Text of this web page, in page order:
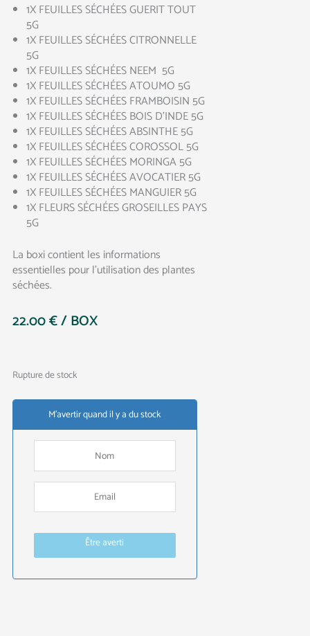
1X FEUILLES SÉCHÉES GUERIT TOUT
5G
1X FEUILLES SÉCHÉES CITRONNELLE
5G
1X FEUILLES SÉCHÉES NEEM 5G
1X FEUILLES SÉCHÉES ATOUMO 5G
1X FEUILLES SÉCHÉES FRAMBOISIN 5G
1X FEUILLES SÉCHÉES BOIS D’INDE 5G
1X FEUILLES SÉCHÉES ABSINTHE 5G
1X FEUILLES SÉCHÉES COROSSOL 5G
1X FEUILLES SÉCHÉES MORINGA 5G
1X FEUILLES SÉCHÉES AVOCATIER 5G
1X FEUILLES SÉCHÉES MANGUIER 5G
1XFLEURS SÉCHÉES GROSEILLES PAYS
5G
La boxi contient les informations
essentielles pour l’utilisation des plantes
séchées.
22.00€/ BOX
Rupture de stock
M'avertir quand il y a du stock
Être averti